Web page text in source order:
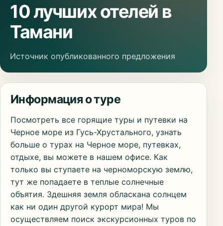
10 лучших отелей в
Тамани
Источник опубликованного предложения
Информация о туре
Посмотреть все горящие туры и путевки на
Черное море из Гусь-Хрустального, узнать
больше о турах на Черное море, путевках,
отдыхе, вы можете в нашем офисе. Как
только вы ступаете на черноморскую землю,
тут же попадаете в теплые солнечные
объятия. Здешняя земля обласкана солнцем
как ни один другой курорт мира! Мы
осуществляем поиск экскурсионных туров по